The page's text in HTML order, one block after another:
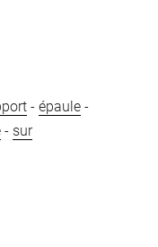
-épaule -
- sur